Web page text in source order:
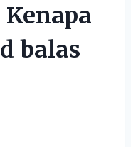
balas